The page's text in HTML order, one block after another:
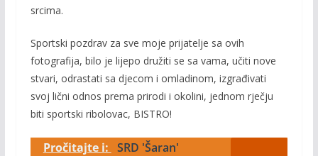
srcima.
Sportski pozdrav za sve moje prijatelje sa ovih
fotografija, bilo je lijepo družiti se sa vama, učiti nove
stvari, odrastati sa djecom i omladinom, izgrađivati
svoj lični odnos prema prirodi i okolini, jednom rječju
biti sportski ribolovac, BISTRO!
Pročitajte i: SRD 'Šaran'